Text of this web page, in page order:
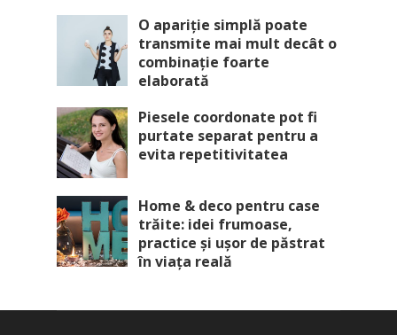
O apariție simplă poate
transmite mai mult decât o
combinație foarte
elaborată
Piesele coordonate pot fi
purtate separat pentru a
evita repetitivitatea
Home & deco pentru case
trăite: idei frumoase,
practice și ușor de păstrat
în viața reală